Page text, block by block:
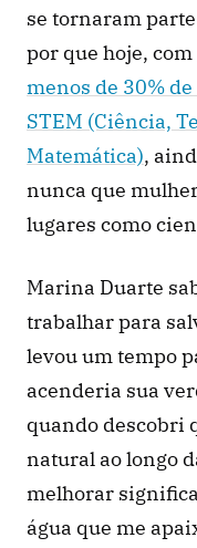
se tornaram
por que hoje, com
menos de 30%
STEM (Ciência,
Matemática),
nunca que
lugares como
Marina Duarte
trabalhar para
levou um tempo
acenderia sua
quando descobri
natural ao longo
melhorar
água que me